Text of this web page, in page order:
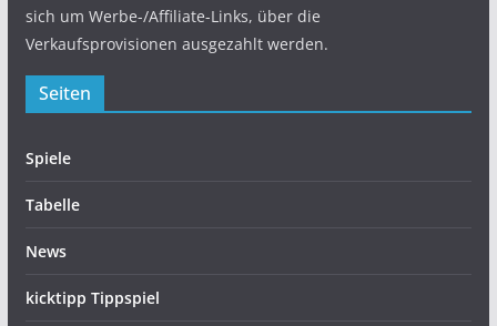
sich um Werbe-/Affiliate-Links, über die
Verkaufsprovisionen ausgezahlt werden.
Seiten
Spiele
Tabelle
News
kicktipp Tippspiel